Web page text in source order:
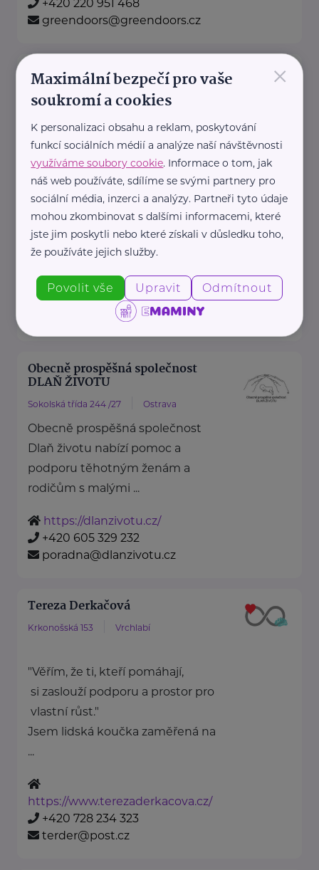
+420 220 951 468
greendoors@greendoors.cz
Klub svobodných matek z.s.
Dukelských hrdinů 34 Praha 7
"Pomáháme rodičům a jejich
dětem."
Rodinám samoživitelů z celé ČR
poskytujeme finanční, materiální,
odbornou právní ...
+420 800 995 511
info@klubsvobodnychmatek.cz
Obecně prospěšná společnost
DLAŇ ŽIVOTU
Sokolská třída 244 /27 Ostrava
Obecně prospěšná společnost
Dlaň životu nabízí pomoc a
podporu těhotným ženám a
rodičům s malými ...
https://dlanzivotu.cz/
+420 605 329 232
poradna@dlanzivotu.cz
Tereza Derkačová
Krkonošská 153 Vrchlabí
"Věřím, že ti, kteří pomáhají,
si zaslouží podporu a prostor pro
vlastní růst."
Jsem lidská koučka zaměřená na
...
https://www.terezaderkacova.cz/
+420 728 234 323
terder@post.cz
×
Maximální bezpečí pro vaše
soukromí a cookies
K personalizaci obsahu a reklam, poskytování
funkcí sociálních médií a analýze naší návštěvnosti
využíváme soubory cookie. Informace o tom, jak
náš web používáte, sdílíme se svými partnery pro
sociální média, inzerci a analýzy. Partneři tyto údaje
mohou zkombinovat s dalšími informacemi, které
jste jim poskytli nebo které získali v důsledku toho,
že používáte jejich služby.
Povolit vše Upravit Odmítnout